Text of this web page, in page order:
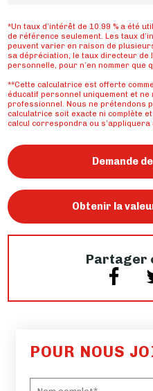
*Un taux d’intérêt de 10.99 % a été
de référence seulement. Les taux
peuvent varier en raison de
sa dépréciation, le taux directeur de
personnelle, pour n’en nommer que
**Cette calculatrice est offerte
éducatif personnel uniquement et
professionnel. Nous ne prétendons
calculatrice soit exacte ni complète
calcul correspondra ou
Demande
Obtenir la
Partager
POUR NOUS